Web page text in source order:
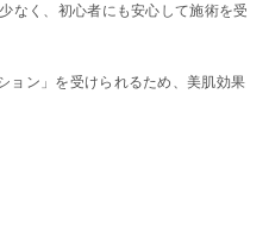
なく、初心者にも安心して施術を受
ョン」を受けられるため、美肌効果